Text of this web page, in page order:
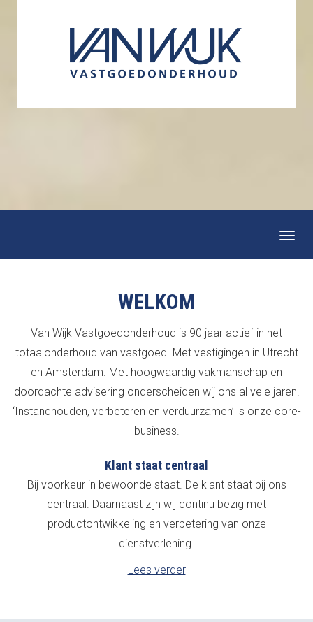
WELKOM
Van Wijk Vastgoedonderhoud is 90 jaar actief in het
totaalonderhoud van vastgoed. Met vestigingen in Utrecht
en Amsterdam. Met hoogwaardig vakmanschap en
doordachte advisering onderscheiden wij ons al vele jaren.
‘Instandhouden, verbeteren en verduurzamen’ is onze core-
business.
Klant staat centraal
Bij voorkeur in bewoonde staat. De klant staat bij ons
centraal. Daarnaast zijn wij continu bezig met
productontwikkeling en verbetering van onze
dienstverlening.
Lees verder